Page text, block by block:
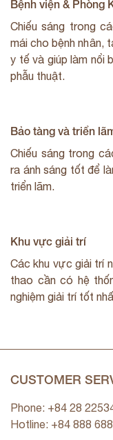
Bệnh viện & Phòng
Chiếu sáng trong
mái cho bệnh nhân,
y tế và giúp làm nổi
phẫu thuật.
Bảo tàng và triển
Chiếu sáng trong
ra ánh sáng tốt để
triển lãm.
Khu vực giải trí
Các khu vực giải trí
thao cần có hệ
nghiệm giải trí tốt
CUSTOMER
Phone: +84 28
Hotline: +84 888